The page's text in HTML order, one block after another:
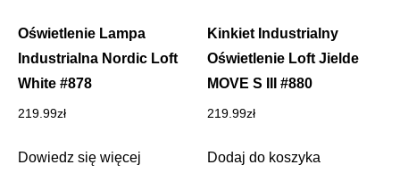
Oświetlenie Lampa
Industrialna Nordic Loft
White #878
219.99zł
Dowiedz się więcej
Kinkiet Industrialny
Oświetlenie Loft Jielde
MOVE S III #880
219.99zł
Dodaj do koszyka